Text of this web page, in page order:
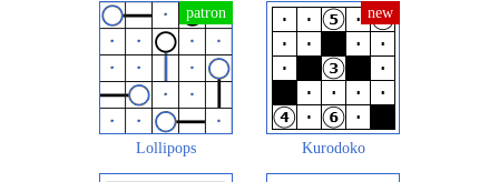
Lollipops Kurodoko